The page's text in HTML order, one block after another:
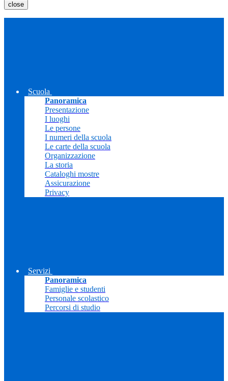
close
Scuola
Panoramica
Presentazione
I luoghi
Le persone
I numeri della scuola
Le carte della scuola
Organizzazione
La storia
Cataloghi mostre
Assicurazione
Privacy
Servizi
Panoramica
Famiglie e studenti
Personale scolastico
Percorsi di studio